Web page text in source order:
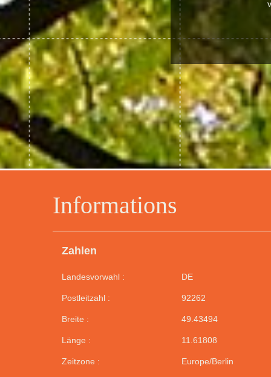
Informations
Zahlen
Landesvorwahl : DE
Postleitzahl : 92262
Breite : 49.43494
Länge : 11.61808
Zeitzone : Europe/Berlin